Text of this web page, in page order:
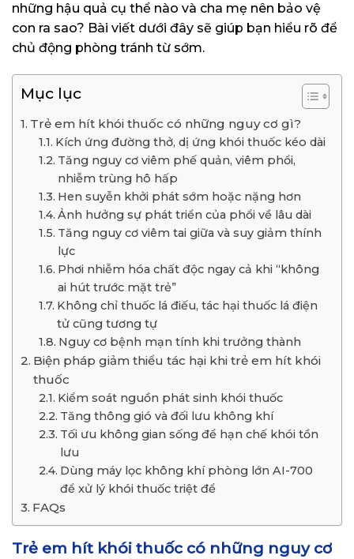
những hậu quả cụ thể nào và cha mẹ nên bảo vệ
con ra sao? Bài viết dưới đây sẽ giúp bạn hiểu rõ để
chủ động phòng tránh từ sớm.
Mục lục
Trẻ em hít khói thuốc có những nguy cơ gì?
Kích ứng đường thở, dị ứng khói thuốc kéo dài
Tăng nguy cơ viêm phế quản, viêm phổi,
nhiễm trùng hô hấp
Hen suyễn khởi phát sớm hoặc nặng hơn
Ảnh hưởng sự phát triển của phổi về lâu dài
Tăng nguy cơ viêm tai giữa và suy giảm thính
lực
Phơi nhiễm hóa chất độc ngay cả khi “không
ai hút trước mặt trẻ”
Không chỉ thuốc lá điếu, tác hại thuốc lá điện
tử cũng tương tự
Nguy cơ bệnh mạn tính khi trưởng thành
Biện pháp giảm thiểu tác hại khi trẻ em hít khói
thuốc
Kiểm soát nguồn phát sinh khói thuốc
Tăng thông gió và đối lưu không khí
Tối ưu không gian sống để hạn chế khói tồn
lưu
Dùng máy lọc không khí phòng lớn AI-700
để xử lý khói thuốc triệt để
FAQs
Trẻ em hít khói thuốc có những nguy cơ